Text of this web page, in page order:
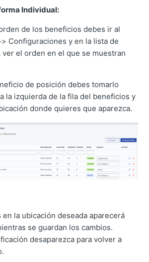
Individual:
de los beneficios debes ir al
Configuraciones y en la lista de
el orden en el que se muestran
de posición debes tomarlo
la izquierda de la fila del beneficios y
donde quieres que aparezca.
la ubicación deseada aparecerá
se guardan los cambios.
desaparezca para volver a